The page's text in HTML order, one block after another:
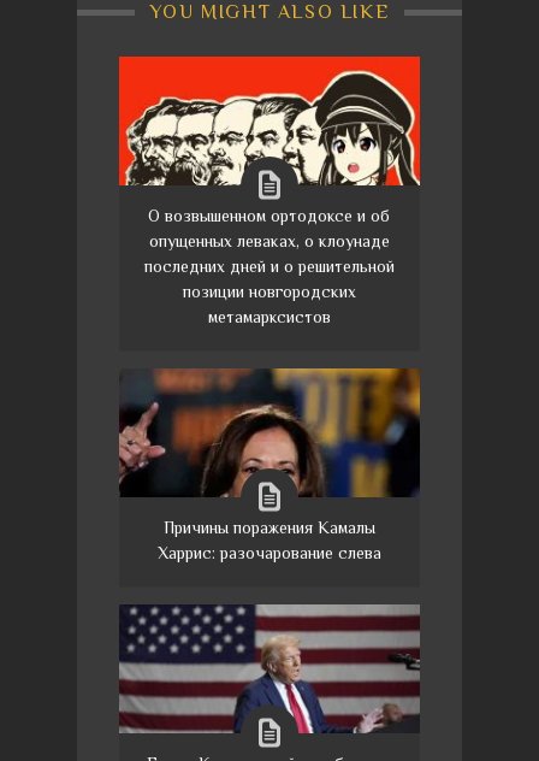
YOU MIGHT ALSO LIKE
О возвышенном ортодоксе и об
опущенных леваках, о клоунаде
последних дней и о решительной
позиции новгородских
метамарксистов
Причины поражения Камалы
Харрис: разочарование слева